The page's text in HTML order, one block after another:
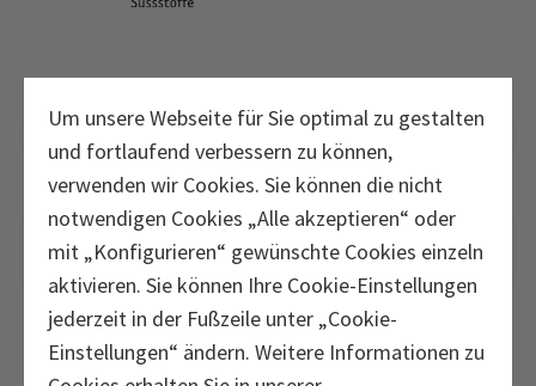
Um unsere Webseite für Sie optimal zu gestalten
und fortlaufend verbessern zu können,
verwenden wir Cookies. Sie können die nicht
notwendigen Cookies „Alle akzeptieren“ oder
mit „Konfigurieren“ gewünschte Cookies einzeln
aktivieren. Sie können Ihre Cookie-Einstellungen
jederzeit in der Fußzeile unter „Cookie-
Einstellungen“ ändern. Weitere Informationen zu
Nährwerte
Anwendung und zusätzliche
Informationen